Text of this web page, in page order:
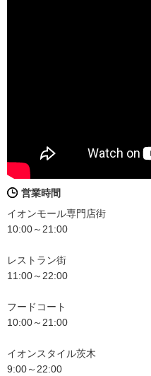
営業時間
イオンモール専門店街
10:00～21:00
レストラン街
11:00～22:00
フードコート
10:00～21:00
イオンスタイル茨木
9:00～22:00